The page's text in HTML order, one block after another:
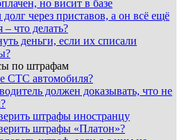
но висит в базе
через приставов, а он всё ещё
– что делать?
деньги, если их списали
по штрафам
СТС автомобиля?
должен доказывать, что не
штрафы иностранцу
штрафы «Платон»?